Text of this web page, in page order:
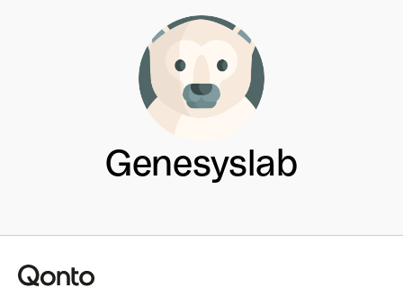
Genesyslab